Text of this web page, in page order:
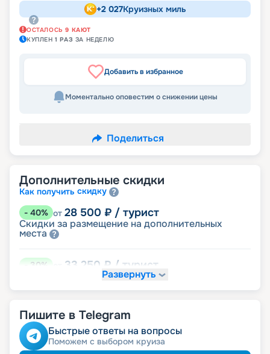
+2 027Круизных миль
ОСТАЛОСЬ 9 КАЮТ
КУПЛЕН1 РАЗ ЗА НЕДЕЛЮ
Добавить в избранное
Моментально оповестим о снижении цены
Поделиться
Дополнительные скидки
Как получить скидку
- 40% от 28 500 ₽ / турист
Скидки за размещение на дополнительных
места
30% 33 250 ₽ / турист
размещение
42 750
Скидкадетям
Скидкапенсионерам
Развернуть
Пишите в Telegram
Быстрые ответы на вопросы
Поможем с выбором круиза